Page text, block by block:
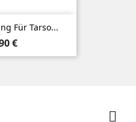
Für Tarso...
€
